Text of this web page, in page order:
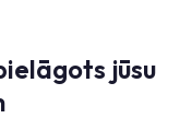
jūsu